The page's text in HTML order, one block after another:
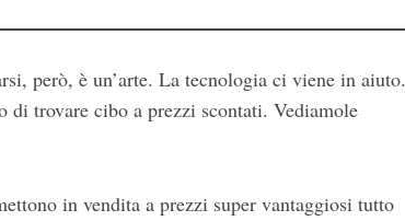
però, è un’arte. La tecnologia ci viene in aiuto.
di trovare cibo a prezzi scontati. Vediamole
in vendita a prezzi super vantaggiosi tutto